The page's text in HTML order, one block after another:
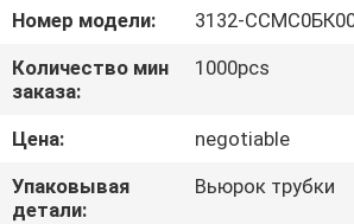
ПРОВЕРКА
КАЧЕСТВА
СВЯЖИТЕСЬ
МЫ
Номер модели:
3132-
Количество мин
заказа:
1000pcs
Цена:
negotiable
Упаковывая
детали:
Вьюрок трубки